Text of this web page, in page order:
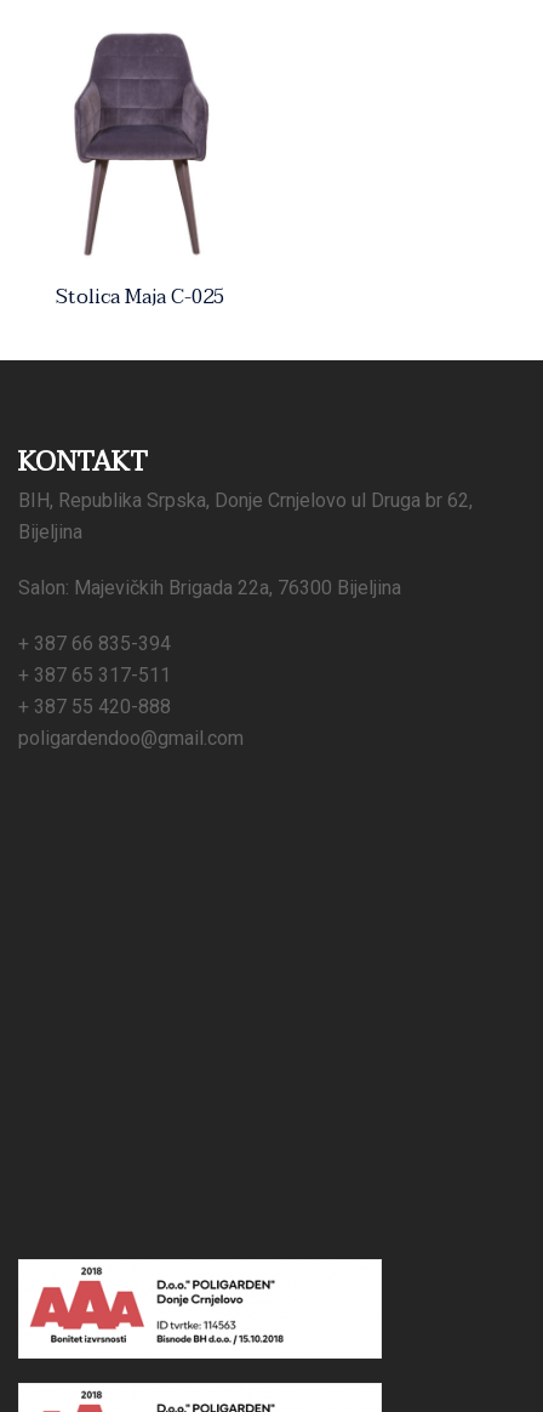
Stolica Maja C-025
KONTAKT
BIH, Republika Srpska, Donje Crnjelovo ul Druga br 62,
Bijeljina
Salon: Majevičkih Brigada 22a, 76300 Bijeljina
+ 387 66 835-394
+ 387 65 317-511
+ 387 55 420-888
poligardendoo@gmail.com